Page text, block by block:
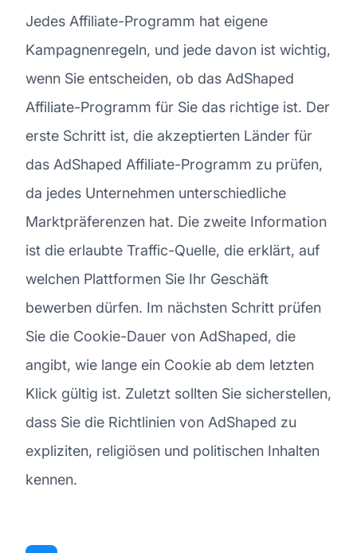
Jedes Affiliate-Programm hat eigene
Kampagnenregeln, und jede davon ist wichtig,
wenn Sie entscheiden, ob das AdShaped
Affiliate-Programm für Sie das richtige ist. Der
erste Schritt ist, die akzeptierten Länder für
das AdShaped Affiliate-Programm zu prüfen,
da jedes Unternehmen unterschiedliche
Marktpräferenzen hat. Die zweite Information
ist die erlaubte Traffic-Quelle, die erklärt, auf
welchen Plattformen Sie Ihr Geschäft
bewerben dürfen. Im nächsten Schritt prüfen
Sie die Cookie-Dauer von AdShaped, die
angibt, wie lange ein Cookie ab dem letzten
Klick gültig ist. Zuletzt sollten Sie sicherstellen,
dass Sie die Richtlinien von AdShaped zu
expliziten, religiösen und politischen Inhalten
kennen.